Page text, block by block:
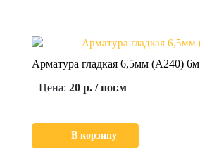
Арматура гладкая 6,5мм (А240) 6м
Цена: 20 р. / пог.м
В корзину